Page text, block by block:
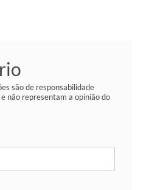
são de responsabilidade
não representam a opinião do